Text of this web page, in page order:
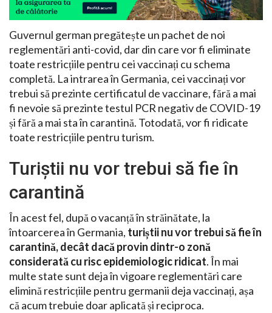
Guvernul german pregătește un pachet de noi
reglementări anti-covid, dar din care vor fi eliminate
toate restricțiile pentru cei vaccinați cu schema
completă. La intrarea în Germania, cei vaccinați vor
trebui să prezinte certificatul de vaccinare, fără a mai
fi nevoie să prezinte testul PCR negativ de COVID-19
și fără a mai sta în carantină. Totodată, vor fi ridicate
toate restricțiile pentru turism.
Turiștii nu vor trebui să fie în
carantină
În acest fel, după o vacanță în străinătate, la
întoarcerea în Germania, turiștii nu vor trebui să fie în
carantină, decât dacă provin dintr-o zonă
considerată cu risc epidemiologic ridicat. În mai
multe state sunt deja în vigoare reglementări care
elimină restricțiile pentru germanii deja vaccinați, așa
că acum trebuie doar aplicată și reciproca.